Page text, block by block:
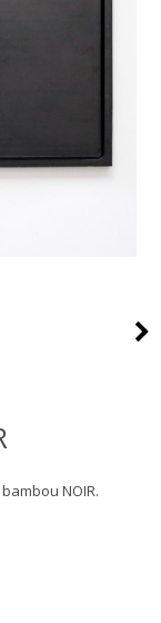
NOIR.